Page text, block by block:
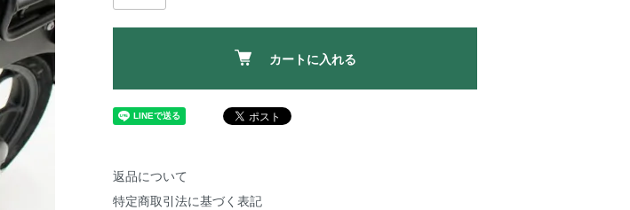
カートに入れる
返品について
特定商取引法に基づく表記